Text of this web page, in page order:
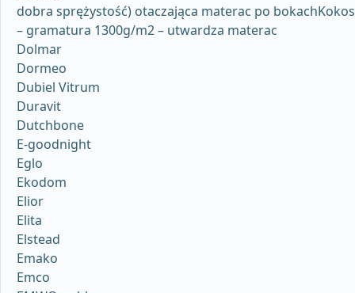
dobra sprężystość) otaczająca materac po bokachKokos
– gramatura 1300g/m2 – utwardza materac
Dolmar
Dormeo
Dubiel Vitrum
Duravit
Dutchbone
E-goodnight
Eglo
Ekodom
Elior
Elita
Elstead
Emako
Emco